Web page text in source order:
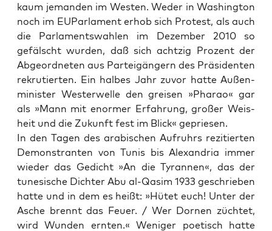
kaum jeman­den im Wes­ten. Weder in Washing­ton
noch im EUPar­la­ment erhob sich Pro­test, als auch
die Par­la­ments­wah­len im Dezem­ber 2010 so
gefälscht wur­den, daß sich acht­zig Pro­zent der
Abge­ord­ne­ten aus Par­tei­gän­gern des Prä­si­den­ten
rekru­tier­ten. Ein hal­bes Jahr zuvor hat­te Außen­
mi­nis­ter Wes­ter­wel­le den grei­sen »Pha­rao« gar
als »Mann mit enor­mer Erfah­rung, gro­ßer Weis­
heit und die Zukunft fest im Blick« gepriesen.
In den Tagen des ara­bi­schen Auf­ruhrs rezi­tier­ten
Demons­tran­ten von Tunis bis Alex­an­dria immer
wie­der das Gedicht »An die Tyran­nen«, das der
tune­si­sche Dich­ter Abu al-Qasim 1933 geschrie­ben
hat­te und in dem es heißt: »Hütet euch! Unter der
Asche brennt das Feu­er. / Wer Dor­nen züch­tet,
wird Wun­den ern­ten.« Weni­ger poe­tisch hat­te